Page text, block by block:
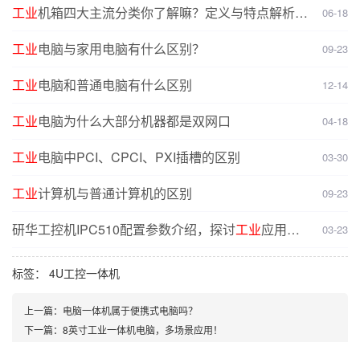
工业机箱四大主流分类你了解嘛？定义与特点解析，
06-18
工业电脑与家用电脑有什么区别？ 09-23
工业电脑和普通电脑有什么区别 12-14
工业电脑为什么大部分机器都是双网口 04-18
工业电脑中PCI、CPCI、PXI插槽的区别 03-30
工业计算机与普通计算机的区别 09-23
研华工控机IPC510配置参数介绍，探讨工业应用场
景适配性
03-23
标签： 4U工控一体机
上一篇： 电脑一体机属于便携式电脑吗？
下一篇： 8英寸工业一体机电脑，多场景应用！